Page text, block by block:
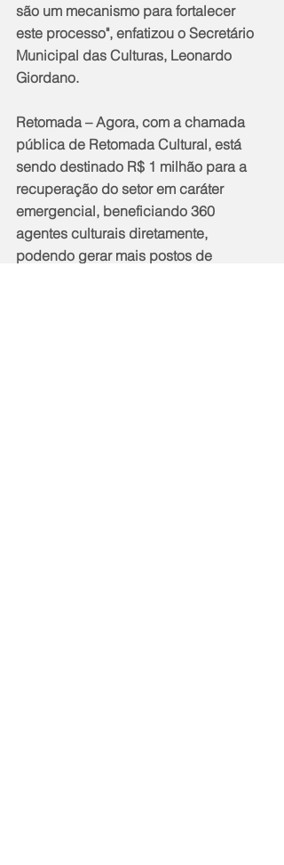
são um mecanismo para fortalecer
este processo", enfatizou o Secretário
Municipal das Culturas, Leonardo
Giordano.
Retomada – Agora, com a chamada
pública de Retomada Cultural, está
sendo destinado R$ 1 milhão para a
recuperação do setor em caráter
emergencial, beneficiando 360
agentes culturais diretamente,
podendo gerar mais postos de